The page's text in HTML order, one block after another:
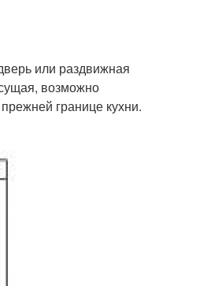
или раздвижная
возможно
границе кухни.